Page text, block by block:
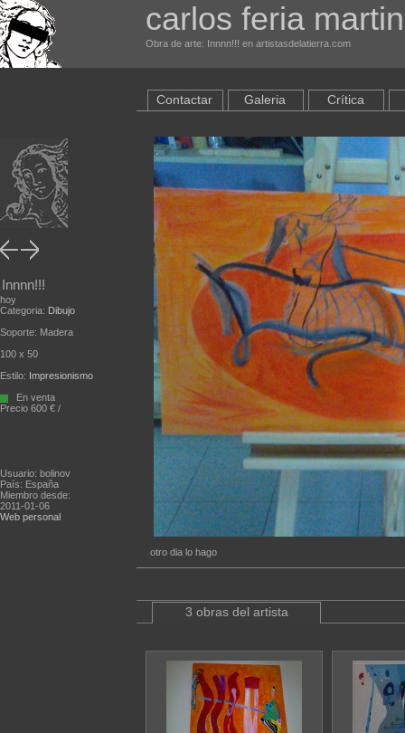
carlos feria martin
Obra de arte: Innnn!!! en artistasdelatierra.com
Innnn!!!
hoy
Categoria: Dibujo
Soporte: Madera
100 x 50
Estilo: Impresionismo
En venta
Precio 600 € /
Usuario: bolinov
País: España
Miembro desde:
2011-01-06
Web personal
Contactar Galeria Crítica
otro dia lo hago
3 obras del artista